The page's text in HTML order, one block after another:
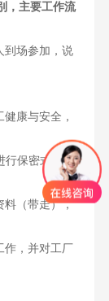
，主要工作流
场参加，说
康与安全，
保密式会
（带走），
，并对工厂